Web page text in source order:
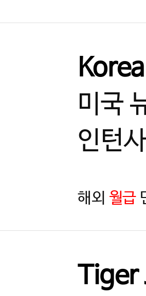
미국
인턴
해외 월급
Tiger
일하고, 함께 성장